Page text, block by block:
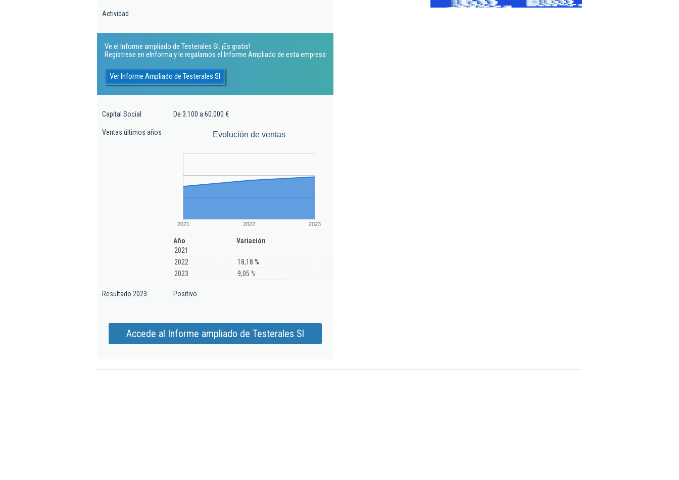
Actividad
Ve el Informe ampliado de Testerales Sl. ¡Es gratis!
Regístrese en eInforma y le regalamos el Informe Ampliado de esta empresa
Ver Informe Ampliado de Testerales Sl
Capital Social De 3.100 a 60.000 €
Ventas últimos años Evolución de ventas
2021 2022 2023
Año
Variación
2021
2022
18,18 %
2023
9,05 %
Resultado 2023 Positivo
Accede al Informe ampliado de Testerales Sl